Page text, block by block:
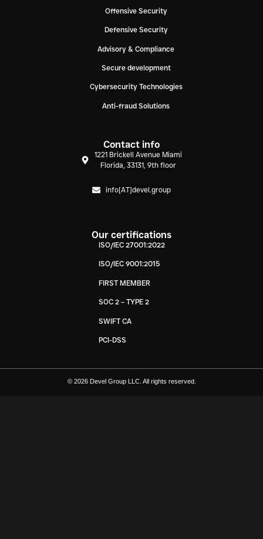
Offensive Security
Defensive Security
Advisory & Compliance
Secure development
Cybersecurity Technologies
Anti-fraud Solutions
Contact info
1221 Brickell Avenue Miami
Florida, 33131, 9th floor
info[AT]devel.group
Our certifications
ISO/IEC 27001:2022
ISO/IEC 9001:2015
FIRST MEMBER
SOC 2 – TYPE 2
SWIFT CA
PCI-DSS
© 2026 Devel Group LLC. All rights reserved.